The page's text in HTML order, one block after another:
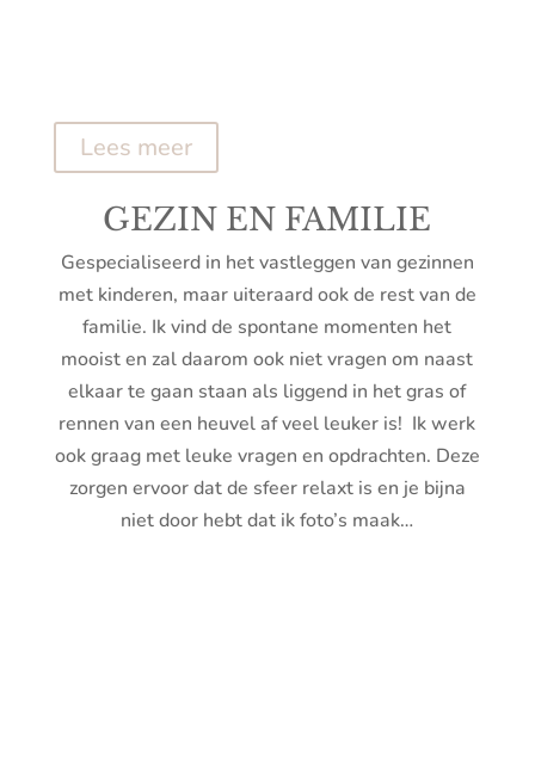
Lees meer
GEZIN EN FAMILIE
Gespecialiseerd in het vastleggen van gezinnen
met kinderen, maar uiteraard ook de rest van de
familie. Ik vind de spontane momenten het
mooist en zal daarom ook niet vragen om naast
elkaar te gaan staan als liggend in het gras of
rennen van een heuvel af veel leuker is! Ik werk
ook graag met leuke vragen en opdrachten. Deze
zorgen ervoor dat de sfeer relaxt is en je bijna
niet door hebt dat ik foto’s maak…